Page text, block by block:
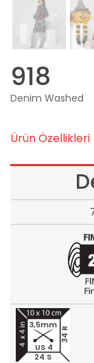
918
Denim Washed
Ürün Özellikleri
24 S
34 R
3,5mm
US 4